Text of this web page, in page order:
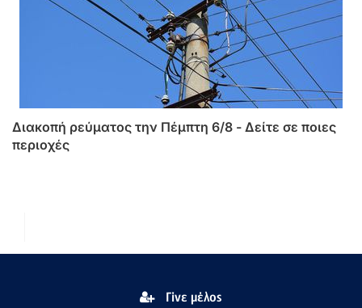
Διακοπή ρεύματος την Πέμπτη 6/8 - Δείτε σε ποιες
περιοχές
Γίνε μέλος